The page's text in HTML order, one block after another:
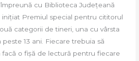
cu Biblioteca Județeană
inițiat Premiul special pentru cititorul
categorii de tineri, una cu vârsta
peste 13 ani. Fiecare trebuia să
facă o fișă de lectură pentru fiecare